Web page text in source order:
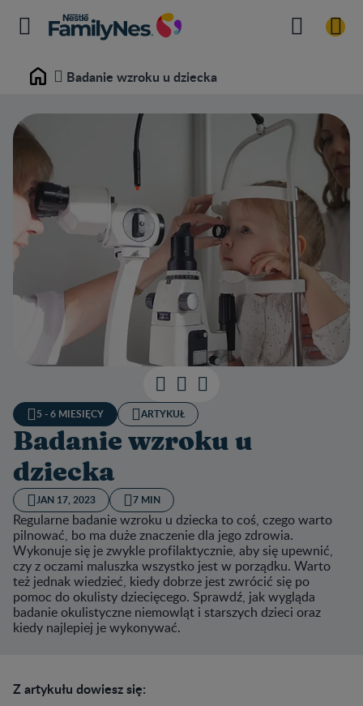
Home Badanie wzroku u dziecka
5 - 6 MIESIĘCY ARTYKUŁ
Badanie wzroku u
dziecka
JAN 17, 2023 7 MIN
Regularne badanie wzroku u dziecka to coś, czego warto
pilnować, bo ma duże znaczenie dla jego zdrowia.
Wykonuje się je zwykle profilaktycznie, aby się upewnić,
czy z oczami maluszka wszystko jest w porządku. Warto
też jednak wiedzieć, kiedy dobrze jest zwrócić się po
pomoc do okulisty dziecięcego. Sprawdź, jak wygląda
badanie okulistyczne niemowląt i starszych dzieci oraz
kiedy najlepiej je wykonywać.
Z artykułu dowiesz się: